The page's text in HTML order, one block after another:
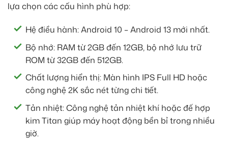
lựa chọn các cấu hình phù hợp:
Hệ điều hành: Android 10 – Android 13 mới nhất.
Bộ nhớ: RAM từ 2GB đến 12GB, bộ nhớ lưu trữ
ROM từ 32GB đến 512GB.
Chất lượng hiển thị: Màn hình IPS Full HD hoặc
công nghệ 2K sắc nét từng chi tiết.
Tản nhiệt: Công nghệ tản nhiệt khí hoặc đế hợp
kim Titan giúp máy hoạt động bền bỉ trong nhiều
giờ.